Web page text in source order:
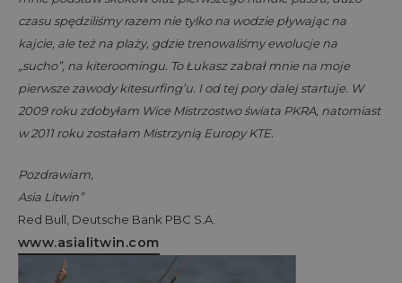
czasu spędziliśmy razem nie tylko na wodzie pływając na
kajcie, ale też na plaży, gdzie trenowaliśmy ewolucje na
„sucho”, na kiteroomingu. To Łukasz zabrał mnie na moje
pierwsze zawody kitesurfing’u. I od tej pory dalej startuje. W
2009 roku zdobyłam Wice Mistrzostwo świata PKRA, natomiast
w 2011 roku zostałam Mistrzynią Europy KTE.
Pozdrawiam,
Asia Litwin”
Red Bull, Deutsche Bank PBC S.A.
www.asialitwin.com